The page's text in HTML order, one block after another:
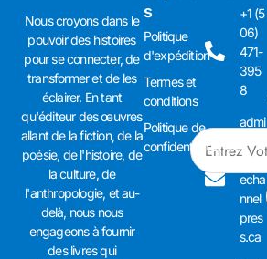
Nous croyons dans le
pouvoir des histoires
pour se connecter, de
transformer et de les
éclairer. En tant
qu'éditeur des œuvres
allant de la fiction, de la
poésie, de l'histoire, de
la culture, de
l'anthropologie, et au-
delà, nous nous
engageons à fournir
des livres qui
s
Politique
d'expédition
Termes et
conditions
Politique de
confidentialité
+1 (5
06)
471-
395
8
admi
@th
echa
nnel
pres
s.ca